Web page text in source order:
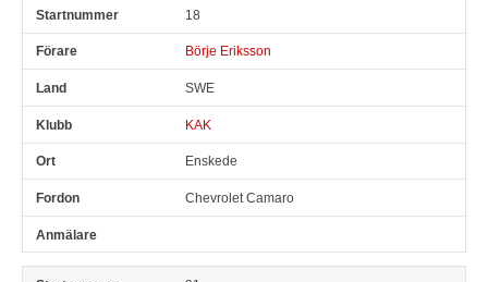
18
Börje Eriksson
SWE
KAK
Enskede
Chevrolet Camaro